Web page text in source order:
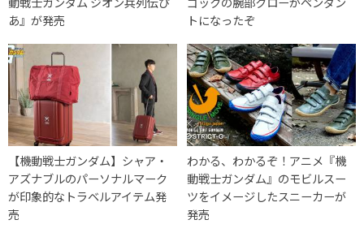
あ』が発売
トになったぞ
【機動戦士ガンダム】シャア・
アズナブルのパーソナルマーク
が印象的なトラベルアイテム発
売
わかる、わかるぞ！アニメ『機
動戦士ガンダム』のモビルスー
ツをイメージしたスニーカーが
発売